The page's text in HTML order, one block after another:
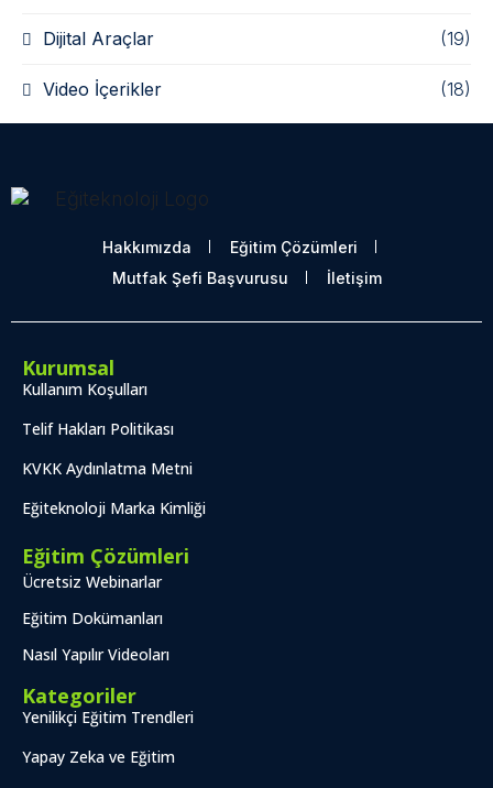
Dijital Araçlar (19)
Video İçerikler (18)
Kurumsal
Kullanım Koşulları
Telif Hakları Politikası
KVKK Aydınlatma Metni
Eğiteknoloji Marka Kimliği
Eğitim Çözümleri
Ücretsiz Webinarlar
Eğitim Dokümanları
Nasıl Yapılır Videoları
Kategoriler
Yenilikçi Eğitim Trendleri
Yapay Zeka ve Eğitim
Hakkımızda
Eğitim Çözümleri
Mutfak Şefi Başvurusu
İletişim